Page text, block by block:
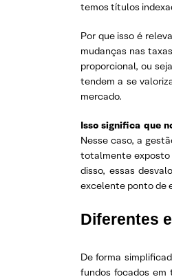
temos títulos
Por que isso é
mudanças nas
proporcional, ou
tendem a se
mercado.
Isso significa que
Nesse caso, a
totalmente exposto
disso, essas
excelente ponto de
Diferentes
De forma
fundos focados em